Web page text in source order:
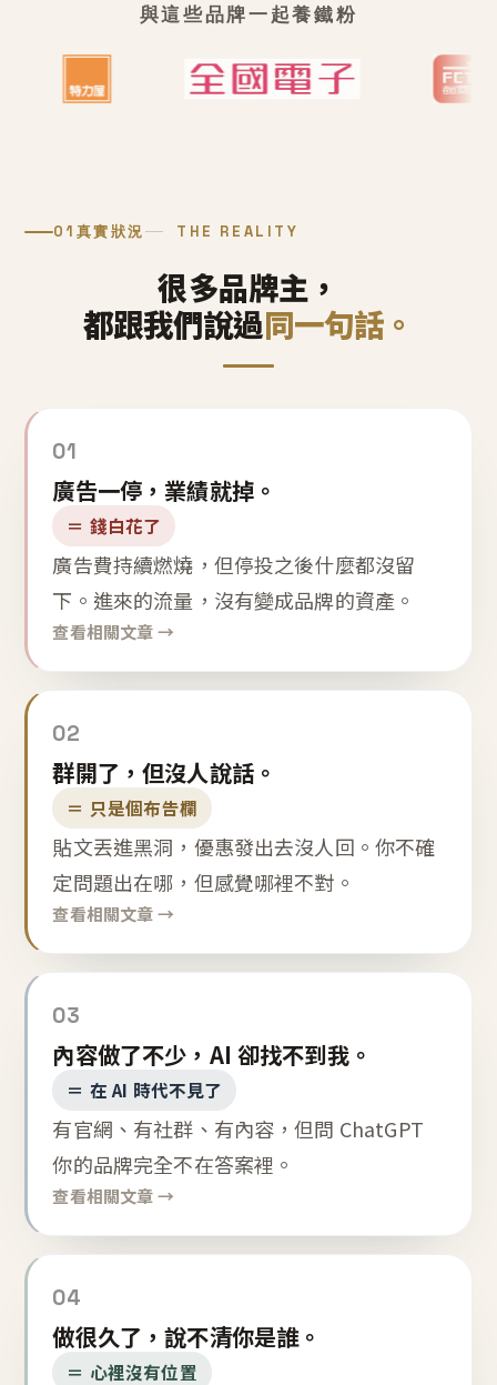
與這些品牌一起養鐵粉
01 真實狀況 THE REALITY
很多品牌主，
都跟我們說過同一句話。
01
廣告一停，業績就掉。
＝ 錢白花了
廣告費持續燃燒，但停投之後什麼都沒留
下。進來的流量，沒有變成品牌的資產。
查看相關文章 →
02
群開了，但沒人說話。
＝ 只是個布告欄
貼文丟進黑洞，優惠發出去沒人回。你不確
定問題出在哪，但感覺哪裡不對。
查看相關文章 →
03
內容做了不少，AI 卻找不到我。
＝ 在 AI 時代不見了
有官網、有社群、有內容，但問 ChatGPT
你的品牌完全不在答案裡。
查看相關文章 →
04
做很久了，說不清你是誰。
＝ 心裡沒有位置